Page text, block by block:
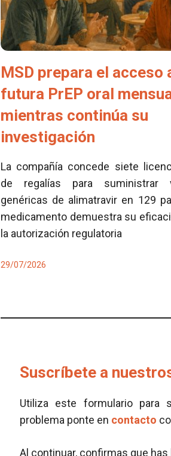
MSD prepara el acceso
futura PrEP oral
mientras continúa su
investigación
La compañía concede siete
de regalías para suministrar
genéricas de alimatravir en 129
medicamento demuestra su
la autorización regulatoria
29/07/2026
Suscríbete a
Utiliza este formulario para
problema ponte en contacto
Al continuar, confirmas que has